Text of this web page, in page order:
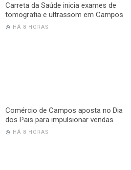
Carreta da Saúde inicia exames de
tomografia e ultrassom em Campos
HÁ 8 HORAS
Comércio de Campos aposta no Dia
dos Pais para impulsionar vendas
HÁ 8 HORAS